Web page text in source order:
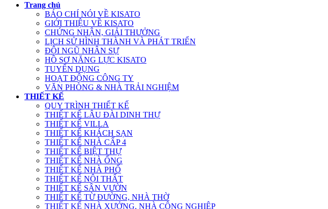
Trang chủ
BÁO CHÍ NÓI VỀ KISATO
GIỚI THIỆU VỀ KISATO
CHỨNG NHẬN, GIẢI THƯỞNG
LỊCH SỬ HÌNH THÀNH VÀ PHÁT TRIỂN
ĐỘI NGŨ NHÂN SỰ
HỒ SƠ NĂNG LỰC KISATO
TUYỂN DỤNG
HOẠT ĐỘNG CÔNG TY
VĂN PHÒNG & NHÀ TRẢI NGHIỆM
THIẾT KẾ
QUY TRÌNH THIẾT KẾ
THIẾT KẾ LÂU ĐÀI DINH THỰ
THIẾT KẾ VILLA
THIẾT KẾ KHÁCH SẠN
THIẾT KẾ NHÀ CẤP 4
THIẾT KẾ BIỆT THỰ
THIẾT KẾ NHÀ ỐNG
THIẾT KẾ NHÀ PHỐ
THIẾT KẾ NỘI THẤT
THIẾT KẾ SÂN VƯỜN
THIẾT KẾ TỪ ĐƯỜNG, NHÀ THỜ
THIẾT KẾ NHÀ XƯỞNG, NHÀ CÔNG NGHIỆP